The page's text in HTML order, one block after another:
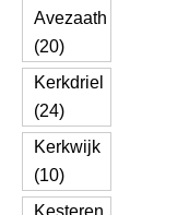
Avezaath
(20)
Kerkdriel
(24)
Kerkwijk
(10)
Kesteren